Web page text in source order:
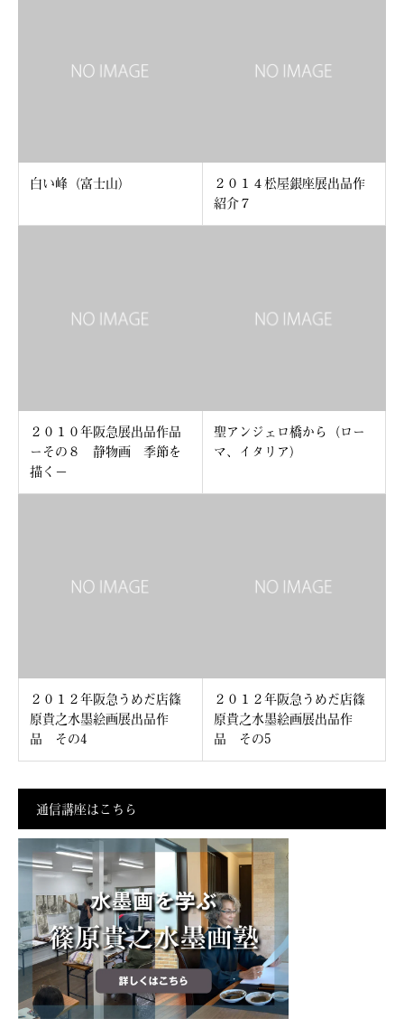
白い峰（富士山）
２０１４松屋銀座展出品作
紹介７
２０１０年阪急展出品作品
ーその８ 静物画 季節を
描く－
聖アンジェロ橋から（ロー
マ、イタリア）
２０１２年阪急うめだ店篠
原貴之水墨絵画展出品作
品 その4
２０１２年阪急うめだ店篠
原貴之水墨絵画展出品作
品 その5
通信講座はこちら